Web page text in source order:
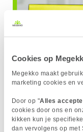
Cookies op
Megekko maakt
marketing cookies en
Door op "Alles
cookies door ons en
kikken kun je
dan vervolgens op met